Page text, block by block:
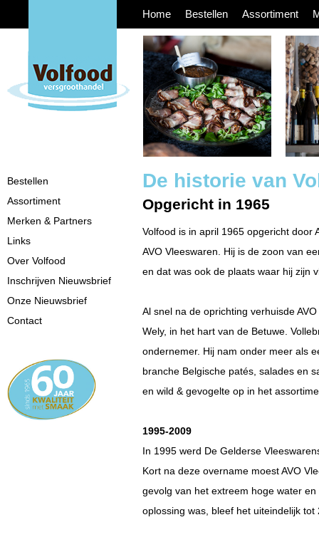
Home Bestellen Assortiment
Bestellen
Assortiment
Merken & Partners
Links
Over Volfood
Inschrijven Nieuwsbrief
Onze Nieuwsbrief
Contact
De historie van
Opgericht in 1965
Volfood is in april 1965 opgericht door
AVO Vleeswaren. Hij is de zoon van
en dat was ook de plaats waar hij zijn
Al snel na de oprichting verhuisde
Wely, in het hart van de Betuwe.
ondernemer. Hij nam onder meer als
branche Belgische patés, salades en
en wild & gevogelte op in het
1995-2009
In 1995 werd De Gelderse
Kort na deze overname moest AVO
gevolg van het extreem hoge water
oplossing was, bleef het uiteindelijk